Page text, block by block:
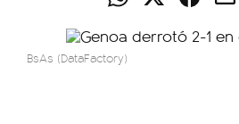
BsAs (DataFactory)